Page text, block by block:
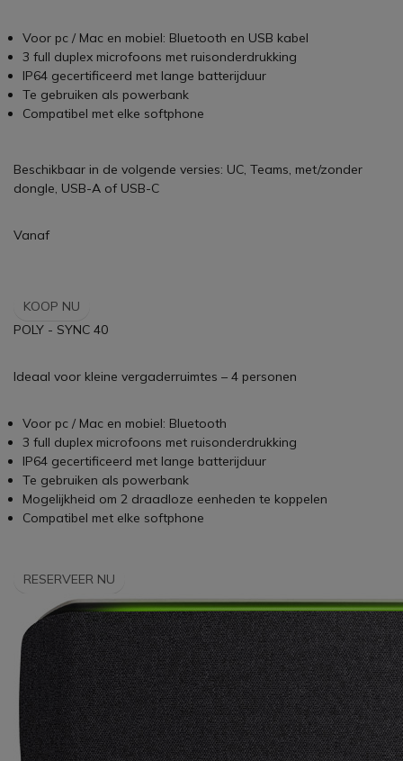
Voor pc / Mac en mobiel: Bluetooth en USB kabel
3 full duplex microfoons met ruisonderdrukking
IP64 gecertificeerd met lange batterijduur
Te gebruiken als powerbank
Compatibel met elke softphone
Beschikbaar in de volgende versies: UC, Teams, met/zonder
dongle, USB-A of USB-C
Vanaf
KOOP NU
POLY - SYNC 40
Ideaal voor kleine vergaderruimtes – 4 personen
Voor pc / Mac en mobiel: Bluetooth
3 full duplex microfoons met ruisonderdrukking
IP64 gecertificeerd met lange batterijduur
Te gebruiken als powerbank
Mogelijkheid om 2 draadloze eenheden te koppelen
Compatibel met elke softphone
RESERVEER NU